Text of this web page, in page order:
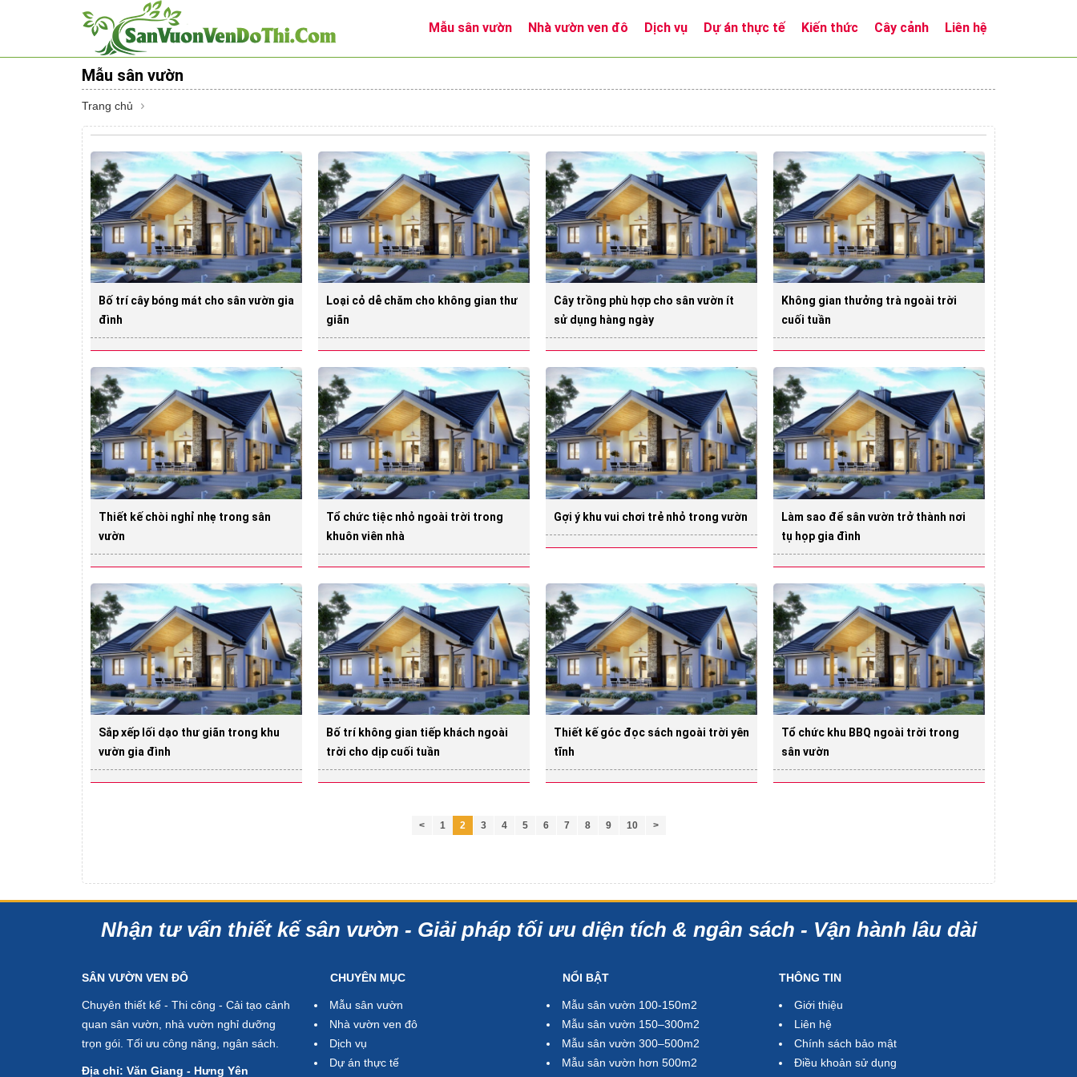
Mẫu sân vườn Nhà vườn ven đô Dịch vụ Dự án thực tế Kiến thức Cây cảnh Liên hệ
Mẫu sân vườn
Trang chủ
Bố trí cây bóng mát cho sân vườn gia
đình
Loại cỏ dễ chăm cho không gian thư
giãn
Cây trồng phù hợp cho sân vườn ít
sử dụng hàng ngày
Không gian thưởng trà ngoài trời
cuối tuần
Thiết kế chòi nghỉ nhẹ trong sân
vườn
Tổ chức tiệc nhỏ ngoài trời trong
khuôn viên nhà
Gợi ý khu vui chơi trẻ nhỏ trong vườn
Làm sao để sân vườn trở thành nơi
tụ họp gia đình
Sắp xếp lối dạo thư giãn trong khu
vườn gia đình
Bố trí không gian tiếp khách ngoài
trời cho dịp cuối tuần
Thiết kế góc đọc sách ngoài trời yên
tĩnh
Tổ chức khu BBQ ngoài trời trong
sân vườn
< 1 2 3 4 5 6 7 8 9 10 >
Nhận tư vấn thiết kế sân vườn - Giải pháp tối ưu diện tích & ngân sách - Vận hành lâu dài
SÂN VƯỜN VEN ĐÔ
Chuyên thiết kế - Thi công - Cải tạo cảnh
quan sân vườn, nhà vườn nghỉ dưỡng
trọn gói. Tối ưu công năng, ngân sách.
Địa chỉ: Văn Giang - Hưng Yên
CHUYÊN MỤC
Mẫu sân vườn
Nhà vườn ven đô
Dịch vụ
Dự án thực tế
NỔI BẬT
Mẫu sân vườn 100-150m2
Mẫu sân vườn 150–300m2
Mẫu sân vườn 300–500m2
Mẫu sân vườn hơn 500m2
THÔNG TIN
Giới thiệu
Liên hệ
Chính sách bảo mật
Điều khoản sử dụng